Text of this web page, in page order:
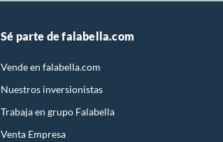
Sé parte de falabella.com
Vende en falabella.com
Nuestros inversionistas
Trabaja en grupo Falabella
Venta Empresa